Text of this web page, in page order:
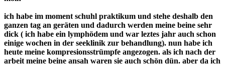
ich habe im moment schuhl praktikum und stehe deshalb den
ganzen tag an geräten und dadurch werden meine beine sehr
dick ( ich habe ein lymphödem und war leztes jahr auch schon
einige wochen in der seeklinik zur behandlung). nun habe ich
heute meine kompresionsstrümpfe angezogen. als ich nach der
arbeit meine beine ansah waren sie auch schön dün. aber da ich